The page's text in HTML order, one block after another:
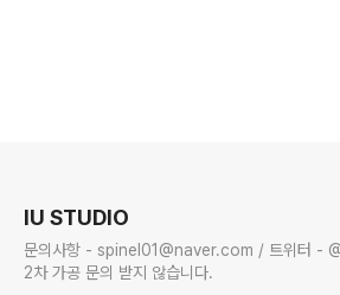
IU STUDIO
문의사항 - spinel01@naver.com / 트위터 -
2차 가공 문의 받지 않습니다.